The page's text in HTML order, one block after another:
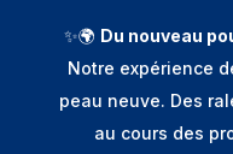
✨🌍 Du nouveau
Notre expérience
peau neuve. Des
au cours des